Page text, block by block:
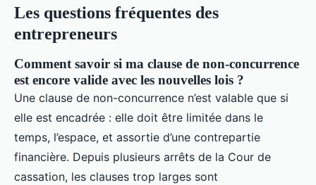
Les questions fréquentes des
entrepreneurs
Comment savoir si ma clause de non-concurrence
est encore valide avec les nouvelles lois ?
Une clause de non-concurrence n’est valable que si
elle est encadrée : elle doit être limitée dans le
temps, l’espace, et assortie d’une contrepartie
financière. Depuis plusieurs arrêts de la Cour de
cassation, les clauses trop larges sont